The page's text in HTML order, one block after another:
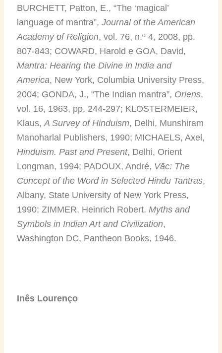
BURCHETT, Patton, E., “The ‘magical’
language of mantra”, Journal of the American
Academy of Religion, vol. 76, n.º 4, 2008, pp.
807-843; COWARD, Harold e GOA, David,
Mantra: Hearing the Divine in India and
America, New York, Columbia University Press,
2004; GONDA, J., “The Indian mantra”, Oriens,
vol. 16, 1963, pp. 244-297; KLOSTERMEIER,
Klaus,A Survey of Hinduism, Delhi, Munshiram
Manoharlal Publishers, 1990; MICHAELS, Axel,
Hinduism. Past and Present, Delhi, Orient
Longman, 1994; PADOUX, André, Vāc: The
Concept of the Word in Selected Hindu Tantras,
Albany, State University of New York Press,
1990; ZIMMER, Heinrich Robert, Myths and
Symbols in Indian Art and Civilization,
Washington DC, Pantheon Books, 1946.
Inês Lourenço